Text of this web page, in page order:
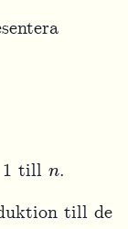
1 till .
till de